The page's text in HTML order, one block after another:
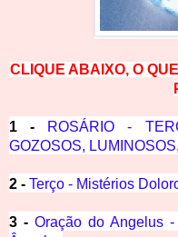
CLIQUE ABAIXO, O
1 -
ROSÁRIO -
GOZOSOS,
2 - Terço - Mistérios
3 -Oração do Angelus